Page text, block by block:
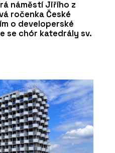
náměstí Jiřího z
ročenka České
o developerské
se chór katedrály sv.